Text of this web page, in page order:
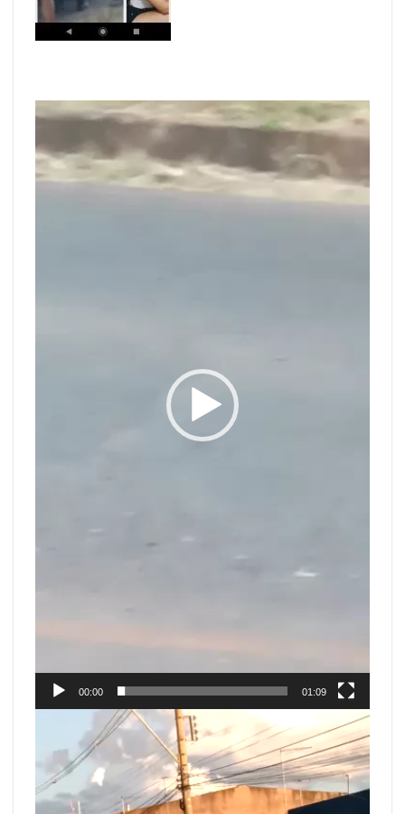
Tocador
vídeo
00:00 01:09
vídeo